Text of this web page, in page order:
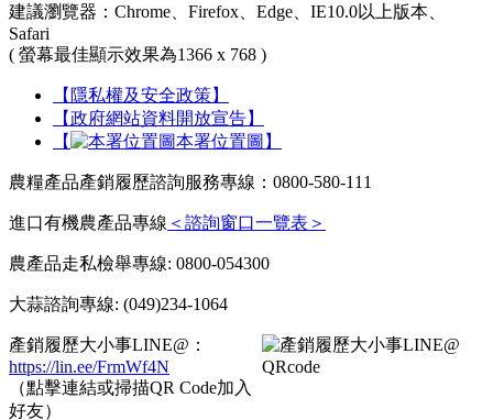
建議瀏覽器：Chrome、Firefox、Edge、IE10.0以上版本、
Safari
( 螢幕最佳顯示效果為1366 x 768 )
【隱私權及安全政策】
【政府網站資料開放宣告】
【
本署位置圖】
農糧產品產銷履歷諮詢服務專線：0800-580-111
進口有機農產品專線 ＜諮詢窗口一覽表＞
農產品走私檢舉專線: 0800-054300
大蒜諮詢專線: (049)234-1064
產銷履歷大小事LINE@：
https://lin.ee/FrmWf4N
（點擊連結或掃描QR Code加入
好友）